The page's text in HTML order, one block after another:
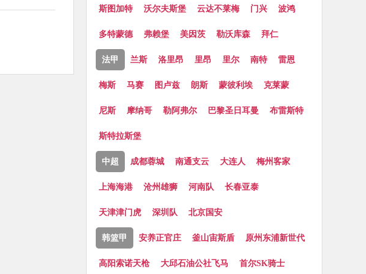
斯图加特 沃尔夫斯堡 云达不莱梅 门兴 波鸿
多特蒙德 弗赖堡 美因茨 勒沃库森 拜仁
法甲 兰斯 洛里昂 里昂 里尔 南特 雷恩
梅斯 马赛 图卢兹 朗斯 蒙彼利埃 克莱蒙
尼斯 摩纳哥 勒阿弗尔 巴黎圣日耳曼 布雷斯特
斯特拉斯堡
中超 成都蓉城 南通支云 大连人 梅州客家
上海海港 沧州雄狮 河南队 长春亚泰
天津津门虎 深圳队 北京国安
韩篮甲 安养正官庄 釜山宙斯盾 原州东浦新世代
高阳索诺天枪 大邱石油公社飞马 首尔SK骑士